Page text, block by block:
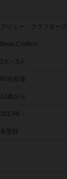
ブリュー・クラフターズ
Brew Crafters
2人～5人
90分前後
12歳から
2013年～
未登録